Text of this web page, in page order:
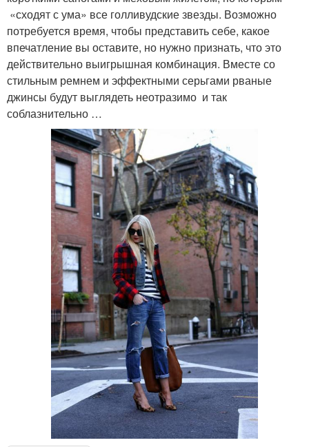
«сходят с ума» все голливудские звезды. Возможно
потребуется время, чтобы представить себе, какое
впечатление вы оставите, но нужно признать, что это
действительно выигрышная комбинация. Вместе со
стильным ремнем и эффектными серьгами рваные
джинсы будут выглядеть неотразимо и так
соблазнительно …